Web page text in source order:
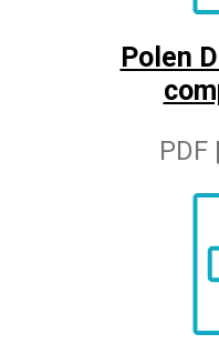
Polen
PDF